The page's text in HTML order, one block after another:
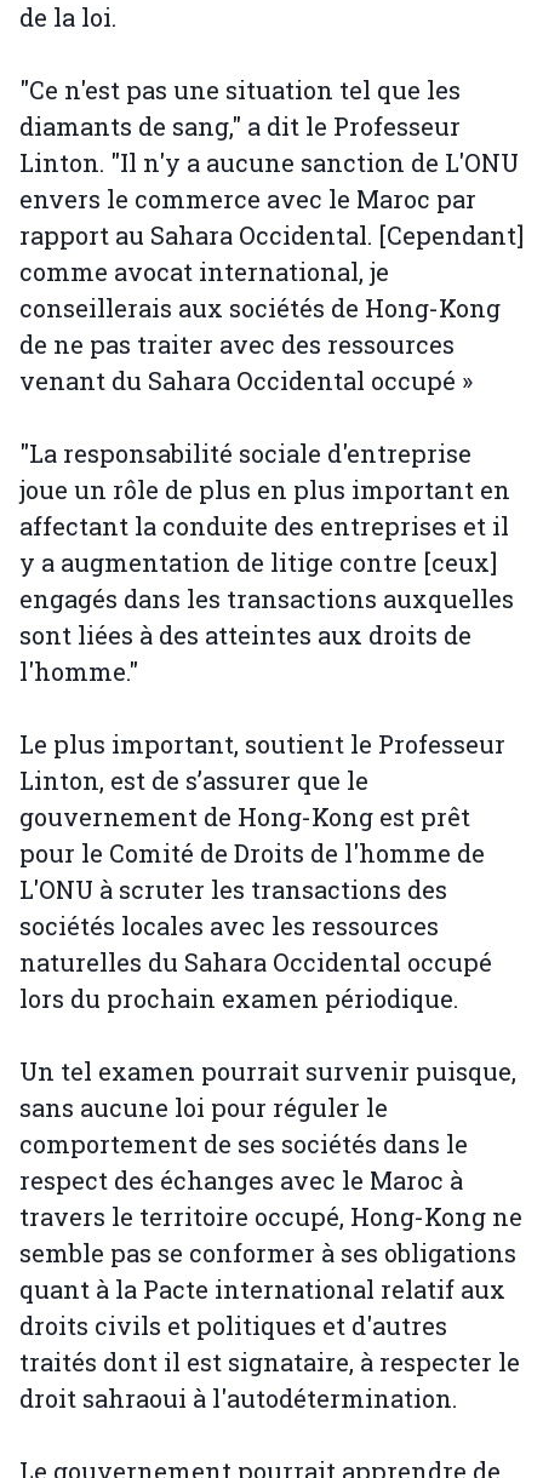
de la loi.
"Ce n'est pas une situation tel que les
diamants de sang," a dit le Professeur
Linton. "Il n'y a aucune sanction de L'ONU
envers le commerce avec le Maroc par
rapport au Sahara Occidental. [Cependant]
comme avocat international, je
conseillerais aux sociétés de Hong-Kong
de ne pas traiter avec des ressources
venant du Sahara Occidental occupé »
"La responsabilité sociale d'entreprise
joue un rôle de plus en plus important en
affectant la conduite des entreprises et il
y a augmentation de litige contre [ceux]
engagés dans les transactions auxquelles
sont liées à des atteintes aux droits de
l'homme."
Le plus important, soutient le Professeur
Linton, est de s’assurer que le
gouvernement de Hong-Kong est prêt
pour le Comité de Droits de l'homme de
L'ONU à scruter les transactions des
sociétés locales avec les ressources
naturelles du Sahara Occidental occupé
lors du prochain examen périodique.
Un tel examen pourrait survenir puisque,
sans aucune loi pour réguler le
comportement de ses sociétés dans le
respect des échanges avec le Maroc à
travers le territoire occupé, Hong-Kong ne
semble pas se conformer à ses obligations
quant à la Pacte international relatif aux
droits civils et politiques et d'autres
traités dont il est signataire, à respecter le
droit sahraoui à l'autodétermination.
Le gouvernement pourrait apprendre de